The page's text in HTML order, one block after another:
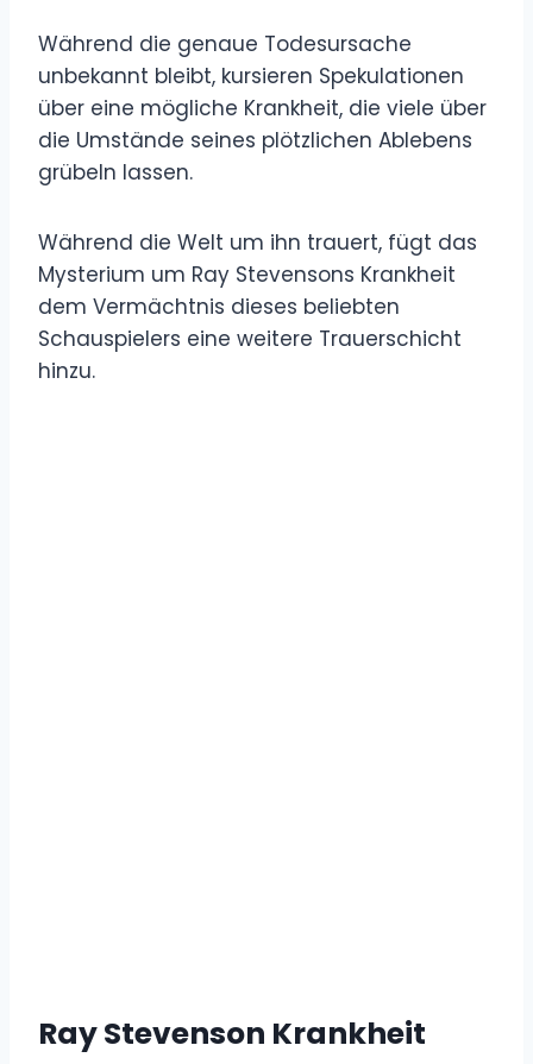
Während die genaue Todesursache
unbekannt bleibt, kursieren Spekulationen
über eine mögliche Krankheit, die viele über
die Umstände seines plötzlichen Ablebens
grübeln lassen.
Während die Welt um ihn trauert, fügt das
Mysterium um Ray Stevensons Krankheit
dem Vermächtnis dieses beliebten
Schauspielers eine weitere Trauerschicht
hinzu.
Ray Stevenson Krankheit